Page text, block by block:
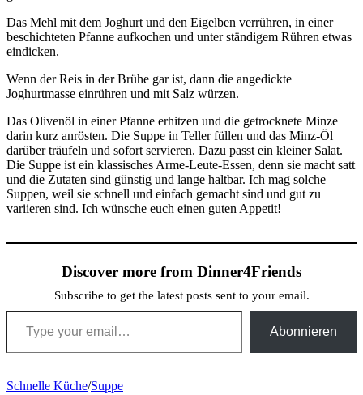
Das Mehl mit dem Joghurt und den Eigelben verrühren, in einer
beschichteten Pfanne aufkochen und unter ständigem Rühren etwas
eindicken.
Wenn der Reis in der Brühe gar ist, dann die angedickte
Joghurtmasse einrühren und mit Salz würzen.
Das Olivenöl in einer Pfanne erhitzen und die getrocknete Minze
darin kurz anrösten. Die Suppe in Teller füllen und das Minz-Öl
darüber träufeln und sofort servieren. Dazu passt ein kleiner Salat.
Die Suppe ist ein klassisches Arme-Leute-Essen, denn sie macht satt
und die Zutaten sind günstig und lange haltbar. Ich mag solche
Suppen, weil sie schnell und einfach gemacht sind und gut zu
variieren sind. Ich wünsche euch einen guten Appetit!
Discover more from Dinner4Friends
Subscribe to get the latest posts sent to your email.
Type your email…
Abonnieren
Schnelle Küche/Suppe